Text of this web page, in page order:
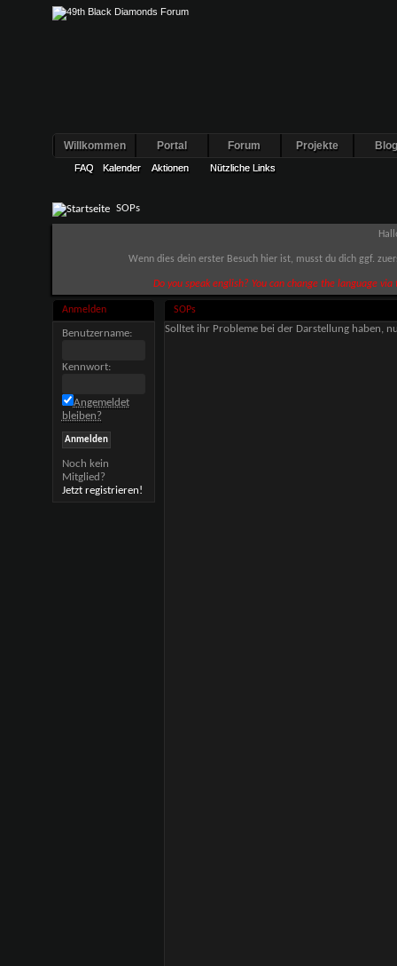
Willkommen Portal Forum Projekte
FAQ Kalender Aktionen Nützliche Links
FAQ Kalender Aktionen Nützliche Links
SOPs
Wenn dies dein erster Besuch hier ist, musst du dich ggf.
Do you speak english? You can change the language
Anmelden
Benutzername:
Kennwort:
Angemeldet
bleiben?
Noch kein
Mitglied?
Jetzt registrieren!
SOPs
Solltet ihr Probleme bei der Darstellung haben,